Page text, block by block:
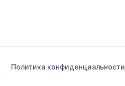
Политика конфиденциальности